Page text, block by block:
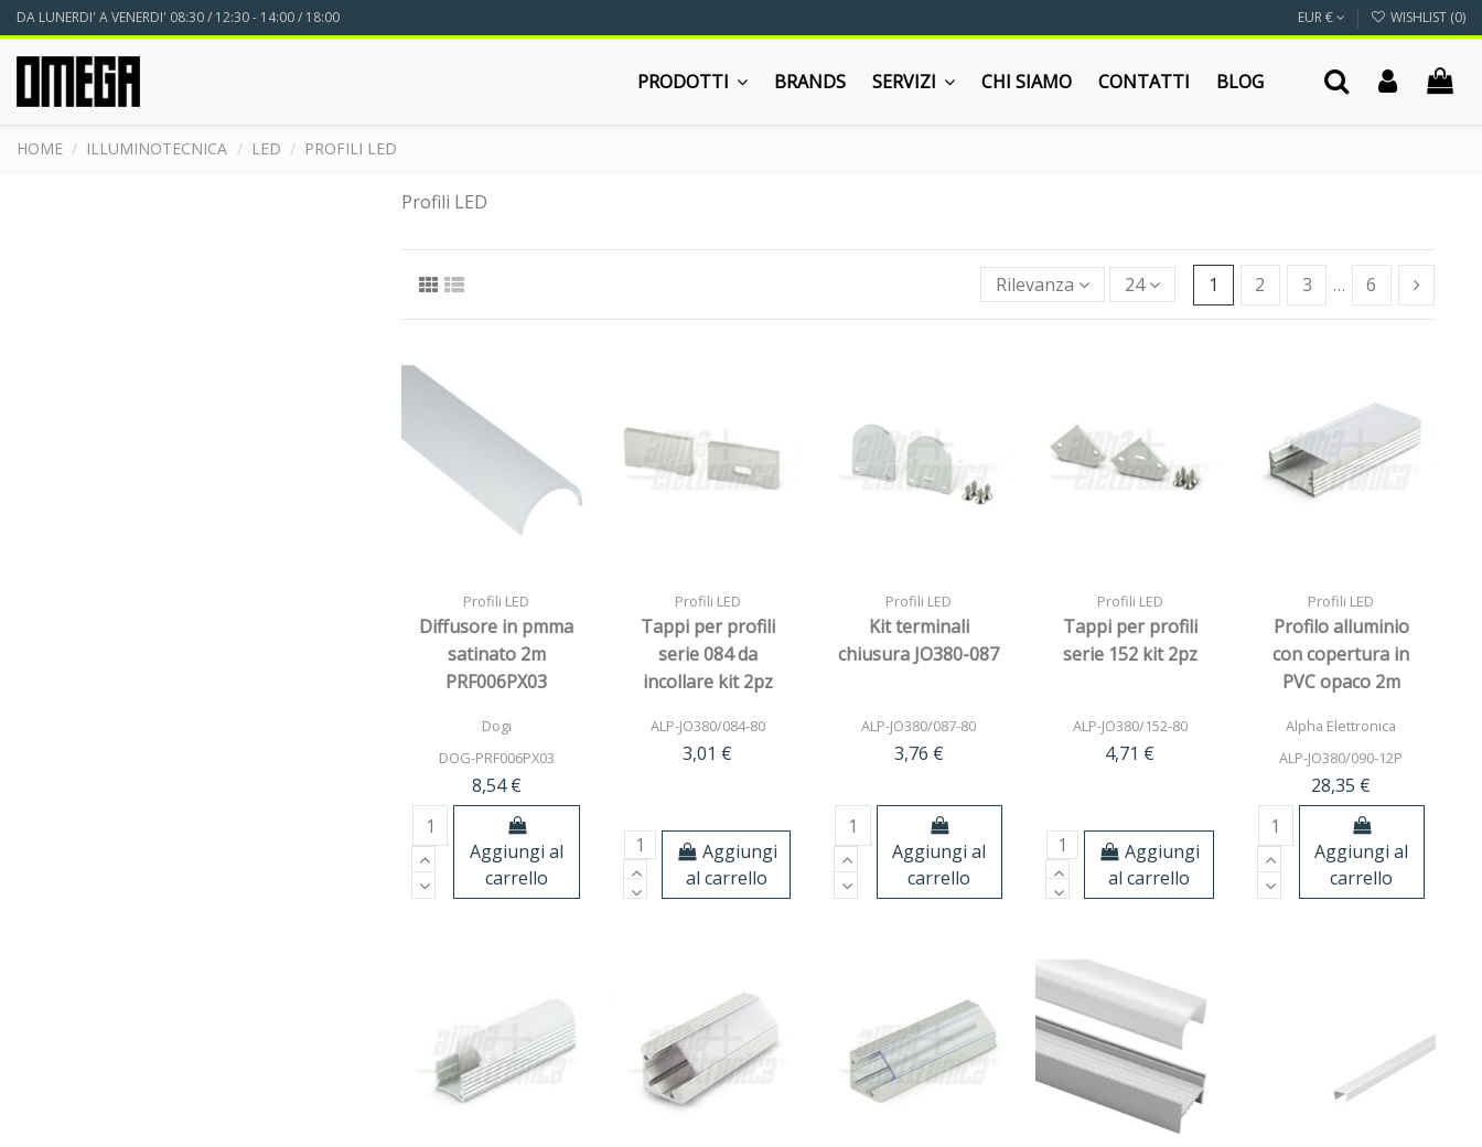
DA LUNERDI' A VENERDI' 08:30 / 12:30 - 14:00 / 18:00 EUR € WISHLIST (0)
PRODOTTI BRANDS SERVIZI CHI SIAMO CONTATTI BLOG
HOME ILLUMINOTECNICA LED PROFILI LED
Profili LED
Rilevanza 24 1 2 3 … 6
Profili LED
Diffusore in pmma
satinato 2m
PRF006PX03
Dogi
DOG-PRF006PX03
8,54 €
Aggiungi al
carrello
Profili LED
Tappi per profili
serie 084 da
incollare kit 2pz
ALP-JO380/084-80
3,01 €
Aggiungi
al carrello
Profili LED
Kit terminali
chiusura JO380-087
ALP-JO380/087-80
3,76 €
Aggiungi al
carrello
Profili LED
Tappi per profili
serie 152 kit 2pz
ALP-JO380/152-80
4,71 €
Aggiungi
al carrello
Profili LED
Profilo alluminio
con copertura in
PVC opaco 2m
naturale
Alpha Elettronica
ALP-JO380/090-12P
28,35 €
Aggiungi al
carrello